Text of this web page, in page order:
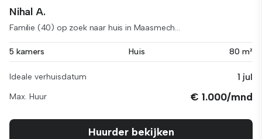
Nihal A.
Familie (40) op zoek naar huis in Maasmech...
5 kamers Huis 80 m²
Ideale verhuisdatum 1 jul
Max. Huur € 1.000/mnd
Huurder bekijken